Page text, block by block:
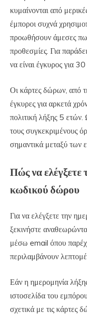
κυμαίνονται από
έμποροι συχνά
προωθήσουν άμεσες
προθεσμίες. Για
να είναι έγκυρος για
Οι κάρτες δώρων, από
έγκυρες για αρκετά
πολιτική λήξης 5 ετών.
τους συγκεκριμένους
σημαντικά μεταξύ των
Πώς να ελέγξετε
κωδικού δώρου
Για να ελέγξετε την
ξεκινήστε
μέσω email όπου
περιλαμβάνουν
Εάν η ημερομηνία
ιστοσελίδα του
σχετικά με τις κάρτες